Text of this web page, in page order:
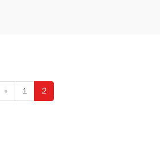
« 1 2